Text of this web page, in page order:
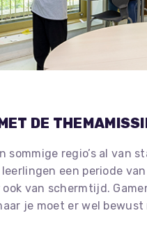
DE
sommige regio’s al van
een periode
van schermtijd.
je moet er wel bewust
het werk met de